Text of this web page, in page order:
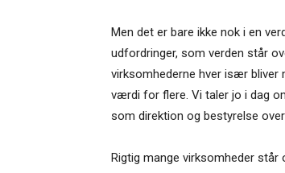
Men det er bare ikke nok i en
udfordringer, som verden står
virksomhederne hver især bliver
værdi for flere. Vi taler jo i dag
som direktion og bestyrelse
Rigtig mange virksomheder